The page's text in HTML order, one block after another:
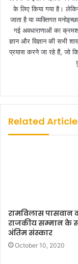
के लिए किया गया है।
जाता है या व्यक्तिगत
गई अवधाराणाओं का
ज्ञान और विज्ञान की सभी
प्रयास करने जा रहे हैं, जो
Related
रामविलास पासवान
राजकीय सम्मान के
अंतिम संस्कार
October 10, 2020